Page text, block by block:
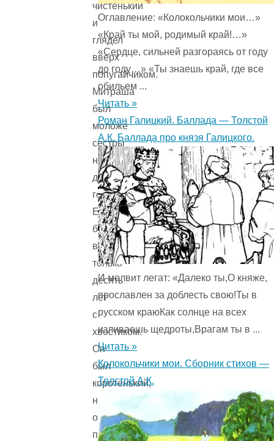
чистенький
и
глядел
вверх
попугайчиком.
Митраша
был
моложе
сестры
на
два
года.
Ему
было
всего
только
десять
лет
с
хвостиком.
Он
был
коротенький,
но
очень
плотный,
Оглавление: «Колокольчики мои…»
«Край ты мой, родимый край!…»
«Сердце, сильней разгораясь от году
до году…» «Ты знаешь край, где все
обильем ...
Читать »
Роман Галицкий. Баллада — Толстой
А.К. Баллада про князя Галицкого.
И молвит легат: «Далеко ты,О княже,
прославлен за доблесть свою!Ты в
русском краюКак солнце на всех
изливаешь щедроты,Врагам ты в ...
Читать »
Колокольчики мои. Сборник стихов —
Толстой А.К.